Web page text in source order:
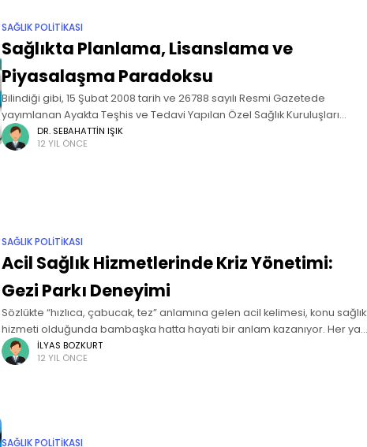
SAĞLIK POLITIKASI
Sağlıkta Planlama, Lisanslama ve
Piyasalaşma Paradoksu
Bilindiği gibi, 15 Şubat 2008 tarih ve 26788 sayılı Resmi Gazetede
yayımlanan Ayakta Teşhis ve Tedavi Yapılan Özel Sağlık Kuruluşları
Hakkında Yönetmeliğin 9. Maddesi ile Özel Hastaneler Yönetmeliğinin Ek
4.
DR. SEBAHATTIN IŞIK
12 YIL ÖNCE
SAĞLIK POLITIKASI
Acil Sağlık Hizmetlerinde Kriz Yönetimi:
Gezi Parkı Deneyimi
Sözlükte “hızlıca, çabucak, tez” anlamına gelen acil kelimesi, konu sağlık
hizmeti olduğunda bambaşka hatta hayati bir anlam kazanıyor. Her yaş
grubunda, her türlü fiziksel ve davranışsal bozuklukta, beklenmeyen bir
sağlık
İLYAS BOZKURT
12 YIL ÖNCE
SAĞLIK POLITIKASI